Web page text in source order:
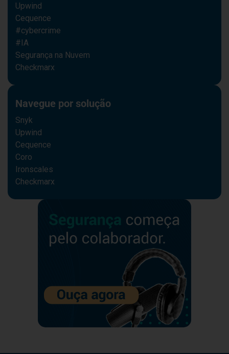
Upwind
Cequence
#cybercrime
#IA
Segurança na Nuvem
Checkmarx
Navegue por solução
Snyk
Upwind
Cequence
Coro
Ironscales
Checkmarx